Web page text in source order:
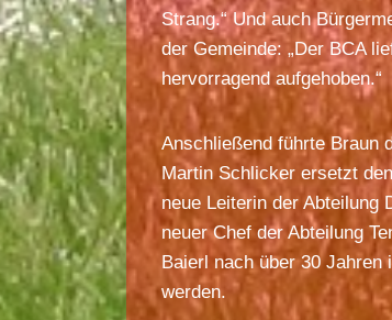
Strang.“ Und auch
der Gemeinde: „Der BCA
hervorragend aufgehoben.“
Anschließend führte Braun
Martin Schlicker ersetzt
neue Leiterin der Abteilung
neuer Chef der Abteilung
Baierl nach über 30
werden.